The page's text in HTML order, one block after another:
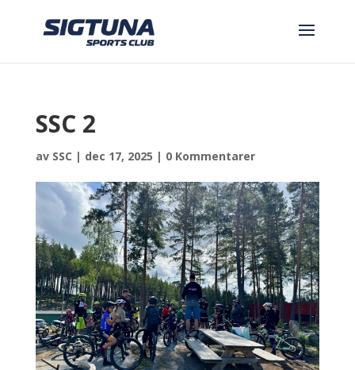
SSC 2
av SSC | dec 17, 2025 | 0 Kommentarer